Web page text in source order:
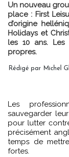
Un nouveau
place : First
d’origine
Holidays et
les 10 ans.
propres.
Rédigé par Michel
Les professionnels grecs du secteur souhaitent
sauvegarder
pour lutter
précisément
temps de
fortes.